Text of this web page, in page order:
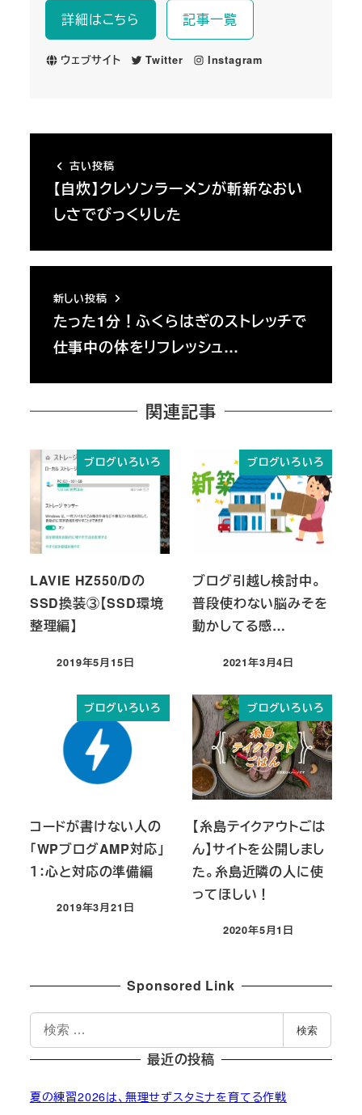
詳細はこちら 記事一覧
ウェブサイト Twitter Instagram
古い投稿
【自炊】クレソンラーメンが斬新なおい
しさでびっくりした
新しい投稿
たった1分！ふくらはぎのストレッチで
仕事中の体をリフレッシュ…
関連記事
ブログいろいろ
LAVIE HZ550/Dの
SSD換装③【SSD環境
整理編】
投稿日
2019年5月15日
ブログいろいろ
ブログ引越し検討中。
普段使わない脳みそを
動かしてる感…
投稿日
2021年3月4日
ブログいろいろ
コードが書けない人の
「WPブログAMP対応」
１：心と対応の準備編
投稿日
2019年3月21日
ブログいろいろ
【糸島テイクアウトごは
ん】サイトを公開しまし
た。糸島近隣の人に使
ってほしい！
投稿日
2020年5月1日
Sponsored Link
索
検索
最近の投稿
夏の練習2026は、無理せずスタミナを育てる作戦